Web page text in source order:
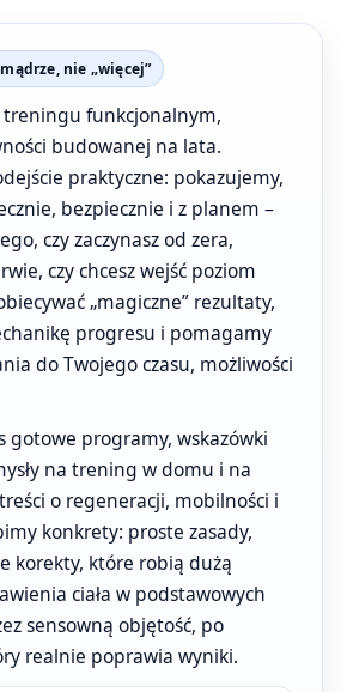
nie „więcej”
treningu funkcjonalnym,
budowanej na lata.
praktyczne: pokazujemy,
bezpiecznie i z planem –
czy zaczynasz od zera,
czy chcesz wejść poziom
„magiczne” rezultaty,
progresu i pomagamy
do Twojego czasu, możliwości
gotowe programy, wskazówki
na trening w domu i na
o regeneracji, mobilności i
konkrety: proste zasady,
korekty, które robią dużą
ciała w podstawowych
sensowną objętość, po
realnie poprawia wyniki.